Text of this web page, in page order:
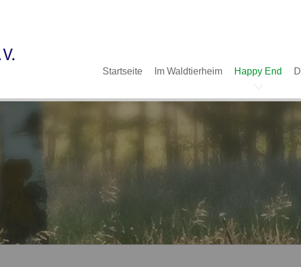
Navigation
überspringen
Startseite Im Waldtierheim Happy End